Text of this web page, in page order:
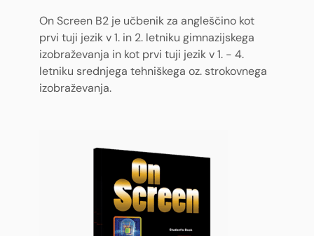
On Screen B2 je učbenik za angleščino kot
prvi tuji jezik v 1. in 2. letniku gimnazijskega
izobraževanja in kot prvi tuji jezik v 1. - 4.
letniku srednjega tehniškega oz. strokovnega
izobraževanja.